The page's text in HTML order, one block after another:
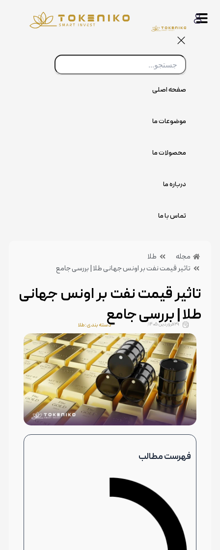
صفحه اصلی
موضوعات ما
محصولات ما
درباره ما
تماس با ما
مجله
طلا
تاثیر قیمت نفت بر اونس جهانی طلا | بررسی جامع
تاثیر قیمت نفت بر اونس جهانی
طلا | بررسی جامع
29 فروردین 1405
بدون دیدگاه
دسته بندی:طلا
فهرست مطالب